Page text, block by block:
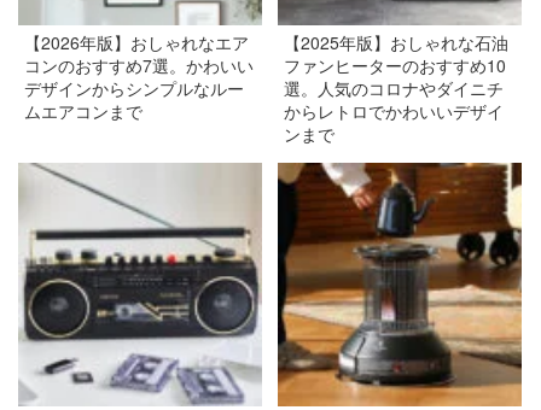
【2026年版】おしゃれなエア
コンのおすすめ7選。かわいい
デザインからシンプルなルー
ムエアコンまで
【2025年版】おしゃれな石油
ファンヒーターのおすすめ10
選。人気のコロナやダイニチ
からレトロでかわいいデザイ
ンまで